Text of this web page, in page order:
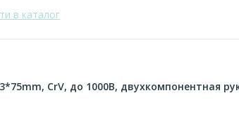
в каталог
CrV, до 1000В, двухкомпонентная